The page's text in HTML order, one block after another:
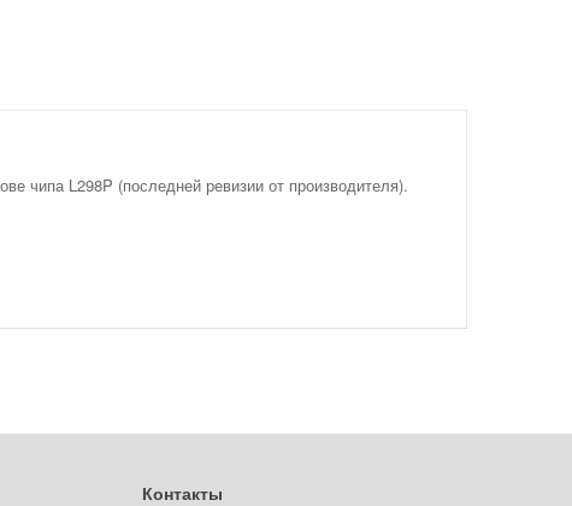
чипа L298P (последней ревизии от производителя).
Контакты